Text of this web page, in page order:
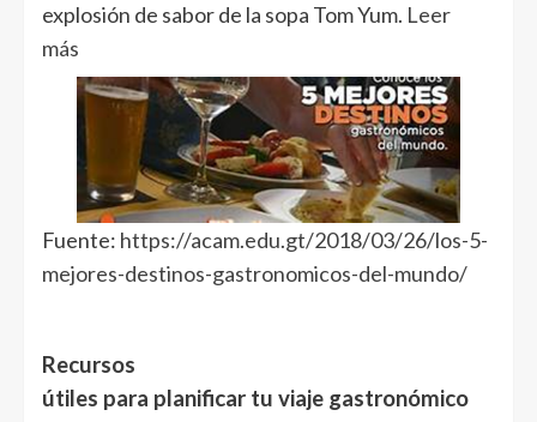
explosión de sabor de la sopa Tom Yum. Leer
más
Fuente: https://acam.edu.gt/2018/03/26/los-5-
mejores-destinos-gastronomicos-del-mundo/
Recursos
útiles para planificar tu viaje gastronómico